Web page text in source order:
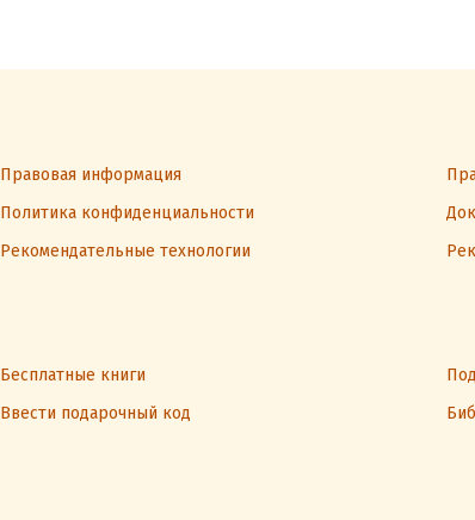
Правовая информация
Политика конфиденциальности
Рекомендательные технологии
Бесплатные книги
Ввести подарочный код